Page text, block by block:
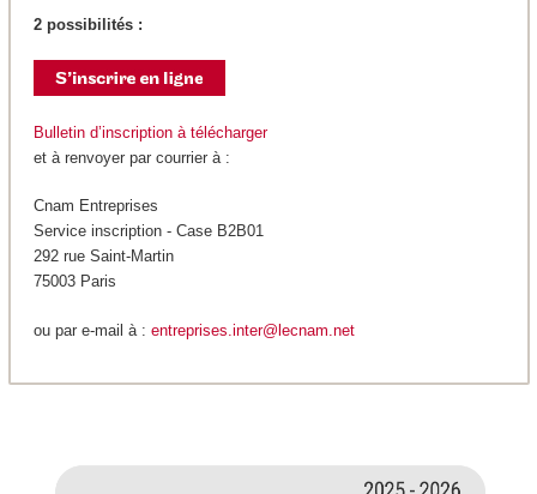
2 possibilités :
Bulletin d’inscription à télécharger
et à renvoyer par courrier à :
Cnam Entreprises
Service inscription - Case B2B01
292 rue Saint-Martin
75003 Paris
ou par e-mail à : entreprises.inter@lecnam.net